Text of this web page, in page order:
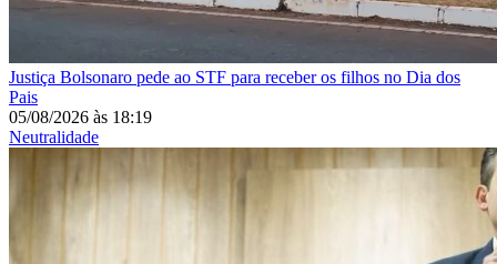
Justiça Bolsonaro pede ao STF para receber os filhos no Dia dos
Pais
05/08/2026 às 18:19
Neutralidade